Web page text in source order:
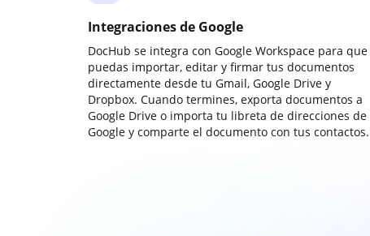
Integraciones de Google
DocHub se integra con Google Workspace para que
puedas importar, editar y firmar tus documentos
directamente desde tu Gmail, Google Drive y
Dropbox. Cuando termines, exporta documentos a
Google Drive o importa tu libreta de direcciones de
Google y comparte el documento con tus contactos.